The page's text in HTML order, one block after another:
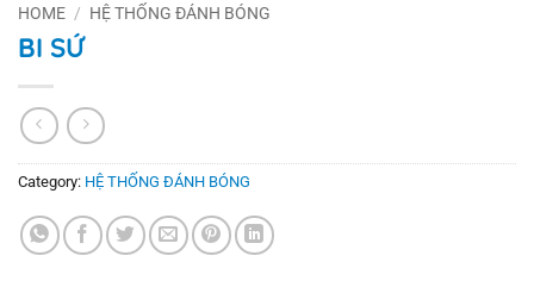
HOME / HỆ THỐNG ĐÁNH BÓNG
BI SỨ
Category: HỆ THỐNG ĐÁNH BÓNG